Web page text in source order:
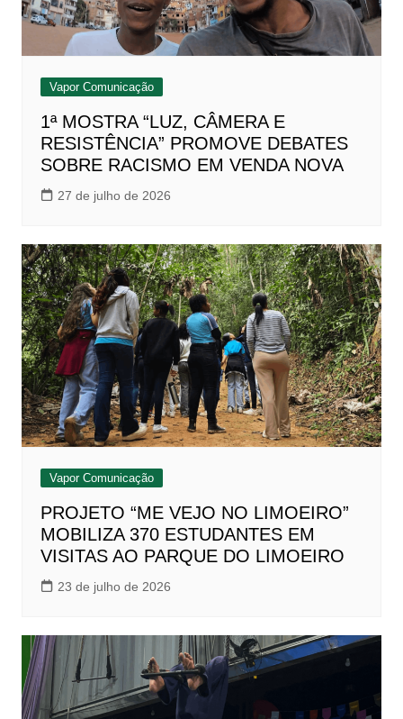
Vapor Comunicação
1ª MOSTRA “LUZ, CÂMERA E
RESISTÊNCIA” PROMOVE DEBATES
SOBRE RACISMO EM VENDA NOVA
27 de julho de 2026
Vapor Comunicação
PROJETO “ME VEJO NO LIMOEIRO”
MOBILIZA 370 ESTUDANTES EM
VISITAS AO PARQUE DO LIMOEIRO
23 de julho de 2026